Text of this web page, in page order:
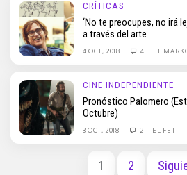
CRÍTICAS
‘No te preocupes, no irá
a través del arte
4 OCT, 2018 4 EL
CINE INDEPENDIENTE
Pronóstico Palomero
Octubre)
3 OCT, 2018 2 EL FETT
1 2